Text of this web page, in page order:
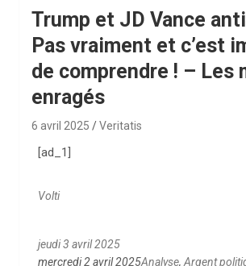
Trump et JD Vance
Pas vraiment et c’est
de comprendre ! – Les
enragés
6 avril 2025 Veritatis
[ad_1]
Volti
jeudi 3 avril 2025
mercredi 2 avril 2025Analyse, Argent